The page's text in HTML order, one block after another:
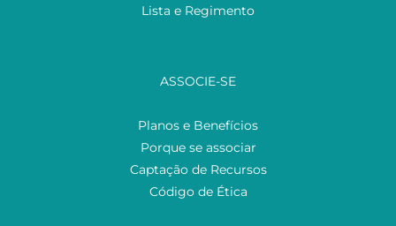
Lista e Regimento
ASSOCIE-SE
Planos e Benefícios
Porque se associar
Captação de Recursos
Código de Ética